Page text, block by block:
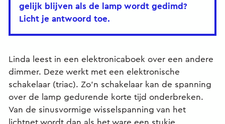
gelijk blijven als de lamp wordt gedimd?
Licht je antwoord toe.
Linda leest in een elektronicaboek over een andere
dimmer. Deze werkt met een elektronische
schakelaar (triac). Zo'n schakelaar kan de spanning
over de lamp gedurende korte tijd onderbreken.
Van de sinusvormige wisselspanning van het